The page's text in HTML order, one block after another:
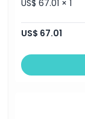
US$ 67.01 × 1
US$ 67.01